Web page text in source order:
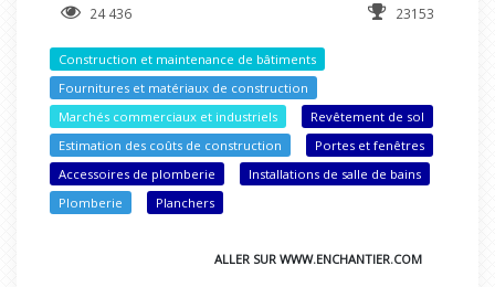
24 436 23153
Construction et maintenance de bâtiments
Fournitures et matériaux de construction
Marchés commerciaux et industriels
Revêtement de sol
Estimation des coûts de construction
Portes et fenêtres
Accessoires de plomberie
Installations de salle de bains
Plomberie
Planchers
ALLER SUR WWW.ENCHANTIER.COM